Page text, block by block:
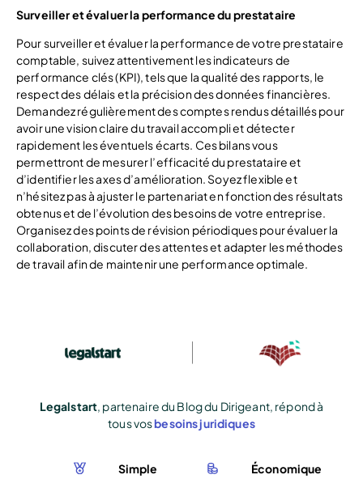
Surveiller et évaluer la performance du prestataire
Pour surveiller et évaluer la performance de votre prestataire
comptable, suivez attentivement les indicateurs de
performance clés (KPI), tels que la qualité des rapports, le
respect des délais et la précision des données financières.
Demandez régulièrement des comptes rendus détaillés pour
avoir une vision claire du travail accompli et détecter
rapidement les éventuels écarts. Ces bilans vous
permettront de mesurer l’efficacité du prestataire et
d’identifier les axes d’amélioration. Soyez flexible et
n’hésitez pas à ajuster le partenariat en fonction des résultats
obtenus et de l’évolution des besoins de votre entreprise.
Organisez des points de révision périodiques pour évaluer la
collaboration, discuter des attentes et adapter les méthodes
de travail afin de maintenir une performance optimale.
Legalstart , partenaire du Blog du Dirigeant, répond à
tous vosbesoins juridiques
Simple Économique